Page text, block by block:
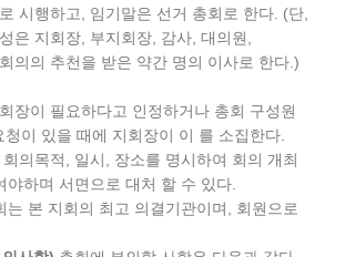
시행하고, 임기말은 선거 총회로 한다. (단,
은 지회장, 부지회장, 감사, 대의원,
의의 추천을 받은 약간 명의 이사로 한다.)
장이 필요하다고 인정하거나 총회 구성원
이 있을 때에 지회장이 이 를 소집한다.
의목적, 일시, 장소를 명시하여 회의 개최
야하며 서면으로 대처 할 수 있다.
는 본 지회의 최고 의결기관이며, 회원으로